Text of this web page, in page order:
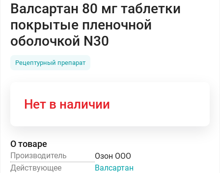
Валсартан 80 мг таблетки
покрытые пленочной
оболочкой N30
Рецептурный препарат
Нет в наличии
О товаре
Производитель
Озон ООО
Действующее
Валсартан